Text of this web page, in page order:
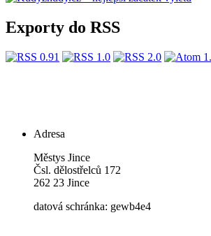
Exporty do RSS
Adresa
Městys Jince
Čsl. dělostřelců 172
262 23 Jince
datová schránka: gewb4e4